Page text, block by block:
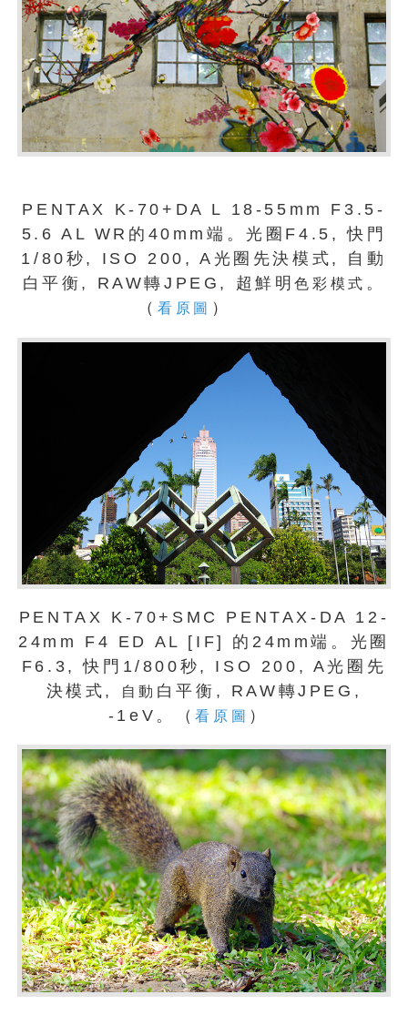
PENTAX K-70+DA L 18-55mm F3.5-
5.6 AL WR的40mm端。光圈F4.5, 快門
1/80秒, ISO 200, A光圈先決模式, 自動
白平衡, RAW轉JPEG, 超鮮明色彩模式 。
（看原圖 ）
PENTAX K-70+SMC PENTAX-DA 12-
24mm F4 ED AL [IF] 的24mm端。光圈
F6.3, 快門1/800秒, ISO 200, A光圈先
決模式,
自動 白平衡, RAW轉JPEG,
-1eV。（看原圖 ）